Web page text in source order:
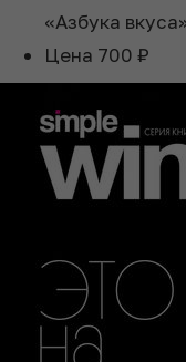
«Азбука
Цена 700 ₽